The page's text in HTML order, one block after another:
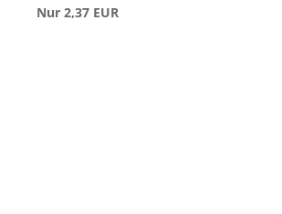
Nur 2,37 EUR